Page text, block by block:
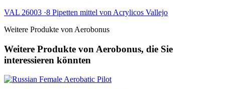
VAL 26003 ·8 Pipetten mittel von Acrylicos Vallejo
Weitere Produkte von Aerobonus
Weitere Produkte von Aerobonus, die Sie
interessieren könnten